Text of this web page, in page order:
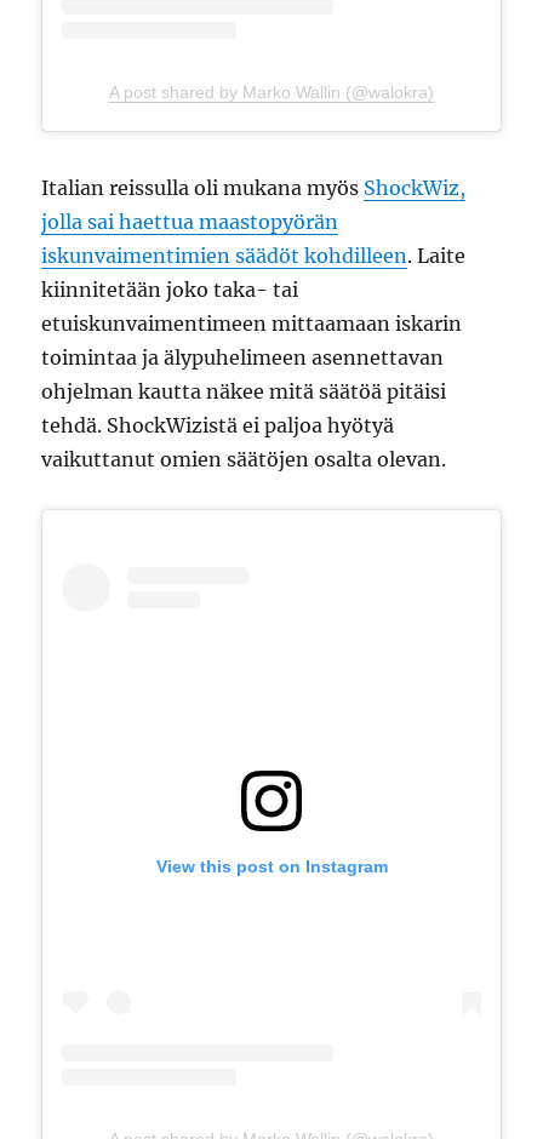
A post shared by Marko Wallin (@walokra)
Italian reissulla oli mukana myös ShockWiz,
jolla sai haettua maastopyörän
iskunvaimentimien säädöt kohdilleen. Laite
kiinnitetään joko taka- tai
etuiskunvaimentimeen mittaamaan iskarin
toimintaa ja älypuhelimeen asennettavan
ohjelman kautta näkee mitä säätöä pitäisi
tehdä. ShockWizistä ei paljoa hyötyä
vaikuttanut omien säätöjen osalta olevan.
View this post on Instagram